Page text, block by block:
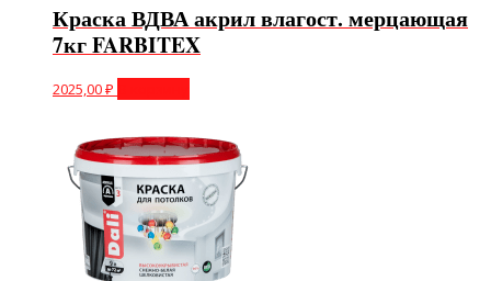
Краска ВДВА акрил влагост. мерцающая
7кг FARBITEX
2025,00₽